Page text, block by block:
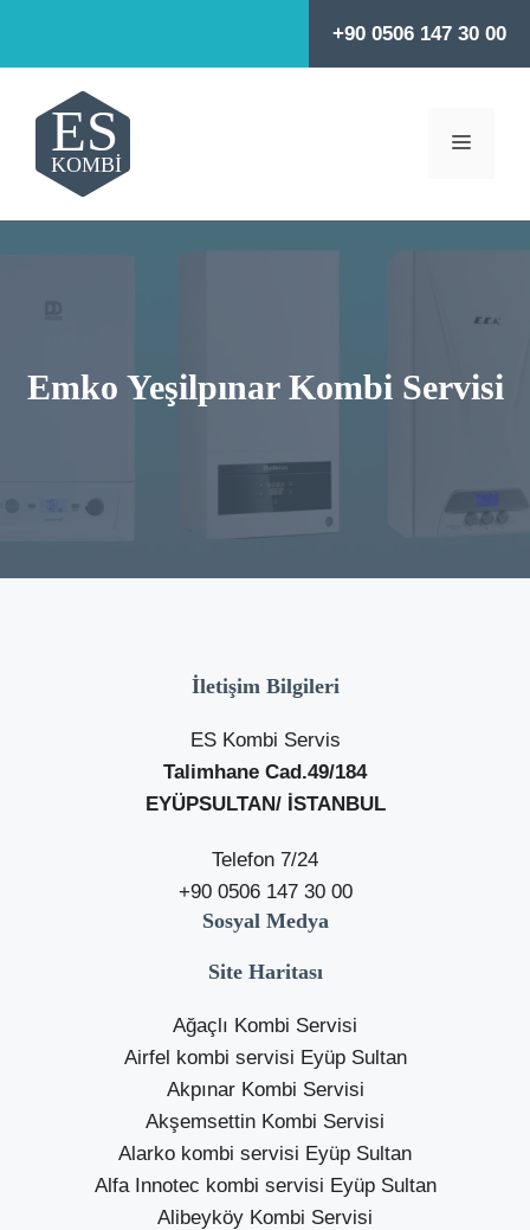
+90 0506 147 30 00
MENÜ
Emko Yeşilpınar Kombi Servisi
İletişim Bilgileri
ES Kombi Servis
Talimhane Cad.49/184
EYÜPSULTAN/ İSTANBUL
Telefon 7/24
+90 0506 147 30 00
Sosyal Medya
Site Haritası
Ağaçlı Kombi Servisi
Airfel kombi servisi Eyüp Sultan
Akpınar Kombi Servisi
Akşemsettin Kombi Servisi
Alarko kombi servisi Eyüp Sultan
Alfa Innotec kombi servisi Eyüp Sultan
Alibeyköy Kombi Servisi